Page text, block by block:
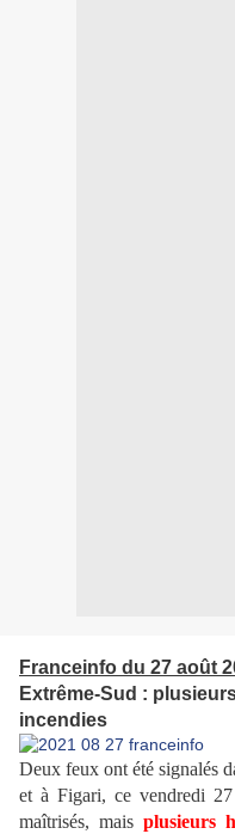
Franceinfo du 27 août
Extrême-Sud :
incendies
Deux feux ont été signalés
et à Figari, ce vendredi
maîtrisés, mais plusieurs